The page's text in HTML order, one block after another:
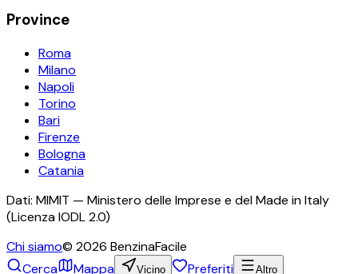
Province
Roma
Milano
Napoli
Torino
Bari
Firenze
Bologna
Catania
Dati: MIMIT — Ministero delle Imprese e del Made in Italy
(Licenza IODL 2.0)
Chi siamo© 2026 BenzinaFacile
Cerca
Mappa Vicino Preferiti Altro